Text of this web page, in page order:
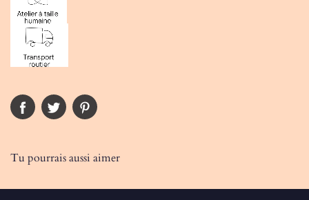
Tu pourrais aussi aimer